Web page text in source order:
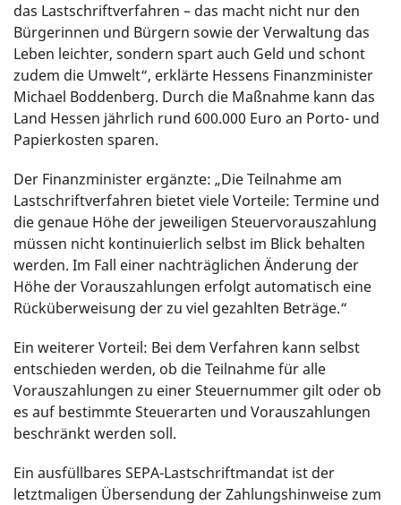
das Lastschriftverfahren – das macht nicht nur den
Bürgerinnen und Bürgern sowie der Verwaltung das
Leben leichter, sondern spart auch Geld und schont
zudem die Umwelt“, erklärte Hessens Finanzminister
Michael Boddenberg. Durch die Maßnahme kann das
Land Hessen jährlich rund 600.000 Euro an Porto- und
Papierkosten sparen.
Der Finanzminister ergänzte: „Die Teilnahme am
Lastschriftverfahren bietet viele Vorteile: Termine und
die genaue Höhe der jeweiligen Steuervorauszahlung
müssen nicht kontinuierlich selbst im Blick behalten
werden. Im Fall einer nachträglichen Änderung der
Höhe der Vorauszahlungen erfolgt automatisch eine
Rücküberweisung der zu viel gezahlten Beträge.“
Ein weiterer Vorteil: Bei dem Verfahren kann selbst
entschieden werden, ob die Teilnahme für alle
Vorauszahlungen zu einer Steuernummer gilt oder ob
es auf bestimmte Steuerarten und Vorauszahlungen
beschränkt werden soll.
Ein ausfüllbares SEPA-Lastschriftmandat ist der
letztmaligen Übersendung der Zahlungshinweise zum